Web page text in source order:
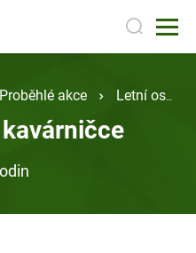
Proběhlé akce Letní osvěžení v kavárničce